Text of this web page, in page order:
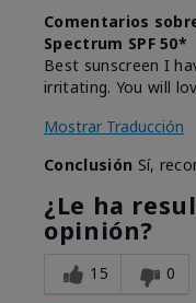
Comentarios
Spectrum SPF 50*
Best sunscreen I
irritating. You will
Mostrar Traducción
Conclusión Sí,
¿Le ha
opinión?
15 0